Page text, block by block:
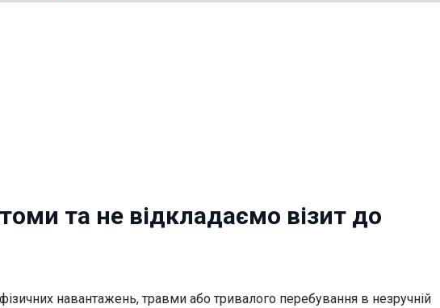
та не відкладаємо візит до
навантажень, травми або тривалого перебування в незручній